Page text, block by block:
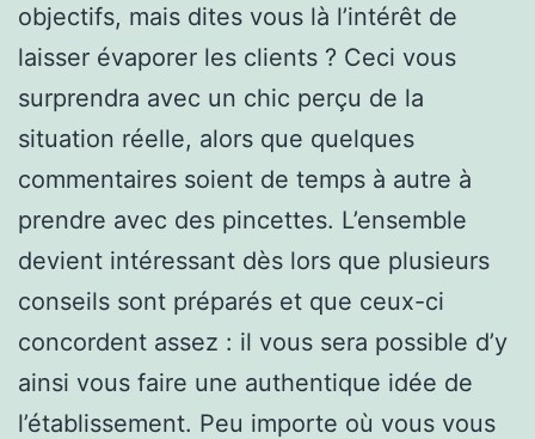
objectifs, mais dites vous là l’intérêt de
laisser évaporer les clients ? Ceci vous
surprendra avec un chic perçu de la
situation réelle, alors que quelques
commentaires soient de temps à autre à
prendre avec des pincettes. L’ensemble
devient intéressant dès lors que plusieurs
conseils sont préparés et que ceux-ci
concordent assez : il vous sera possible d’y
ainsi vous faire une authentique idée de
l’établissement. Peu importe où vous vous